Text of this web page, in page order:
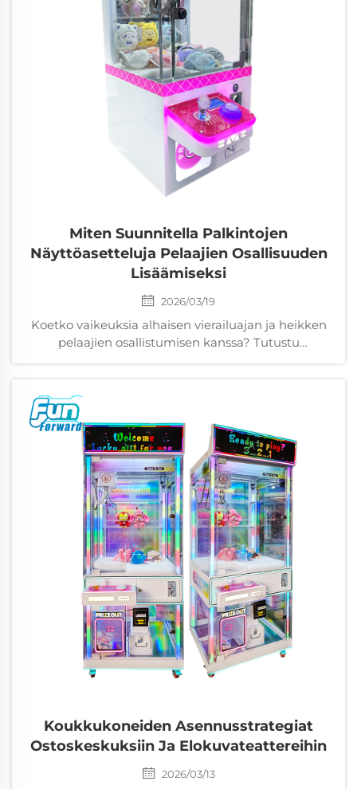
Miten Suunnitella Palkintojen
Näyttöasetteluja Pelaajien Osallisuuden
Lisäämiseksi
2026/03/19
Koetko vaikeuksia alhaisen vierailuajan ja heikken
pelaajien osallistumisen kanssa? Tutustu
pyöritysajastukseen ja dopamiinirenkaisiin – jotka
nostavat vuorovaikutusta 30 %. Optimoi nyt.
Koukkukoneiden Asennusstrategiat
Ostoskeskuksiin Ja Elokuvateattereihin
2026/03/13